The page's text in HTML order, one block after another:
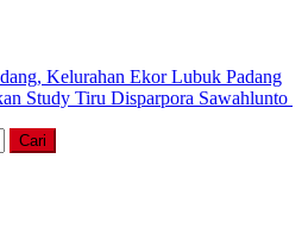
Kelurahan Ekor Lubuk Padang
Study Tiru Disparpora Sawahlunto